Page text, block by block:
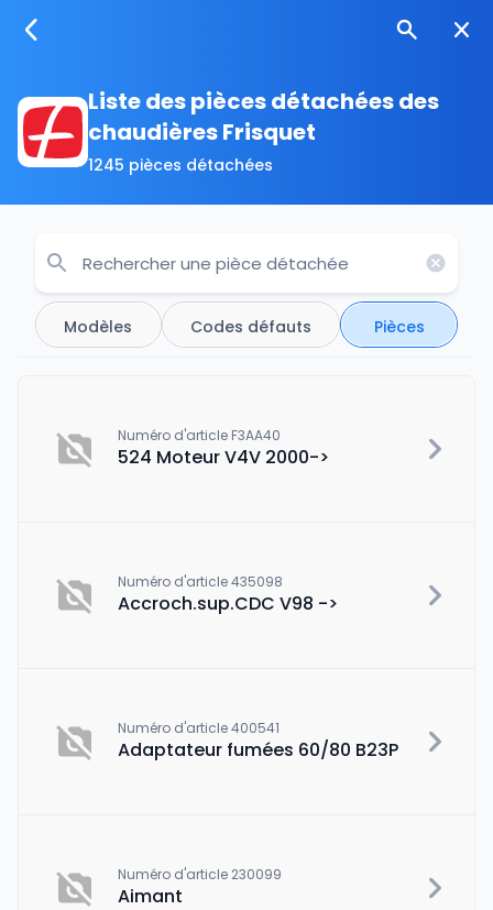
Liste des pièces détachées des
chaudières Frisquet
1245 pièces détachées
Modèles Codes défauts Pièces
Numéro d'article F3AA40
524 Moteur V4V 2000->
Numéro d'article 435098
Accroch.sup.CDC V98 ->
Numéro d'article 400541
Adaptateur fumées 60/80 B23P
Numéro d'article 230099
Aimant